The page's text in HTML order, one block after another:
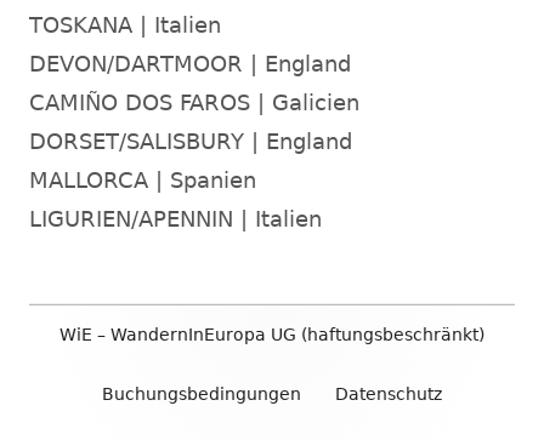
TOSKANA | Italien
DEVON/DARTMOOR | England
CAMIÑO DOS FAROS | Galicien
DORSET/SALISBURY | England
MALLORCA | Spanien
LIGURIEN/APENNIN | Italien
Footer
WiE – WandernInEuropa UG (haftungsbeschränkt)
Buchungsbedingungen Datenschutz